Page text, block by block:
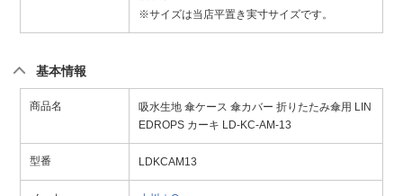
※サイズは当店平置き実寸サイズです。
基本情報
商品名
吸水生地 傘ケース 傘カバー 折りたたみ傘用 LIN
EDROPS カーキ LD-KC-AM-13
型番 LDKCAM13